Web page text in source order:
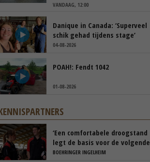
VANDAAG, 12:00
Danique in Canada: ‘Superveel
schik gehad tijdens stage’
04-08-2026
POAH!: Fendt 1042
01-08-2026
‘Een comfortabele droogstand
legt de basis voor de volgende
lactatie’
BOEHRINGER INGELHEIM